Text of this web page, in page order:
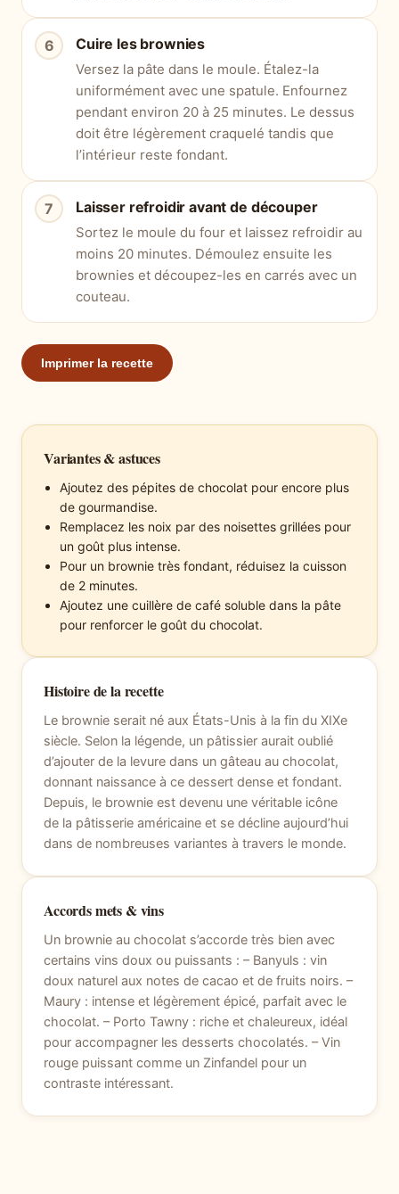
Cuire les brownies
Versez la pâte dans le moule. Étalez-la
uniformément avec une spatule. Enfournez
pendant environ 20 à 25 minutes. Le dessus
doit être légèrement craquelé tandis que
l’intérieur reste fondant.
Laisser refroidir avant de découper
Sortez le moule du four et laissez refroidir au
moins 20 minutes. Démoulez ensuite les
brownies et découpez-les en carrés avec un
couteau.
Imprimer la recette
Variantes & astuces
Ajoutez des pépites de chocolat pour encore plus
de gourmandise.
Remplacez les noix par des noisettes grillées pour
un goût plus intense.
Pour un brownie très fondant, réduisez la cuisson
de 2 minutes.
Ajoutez une cuillère de café soluble dans la pâte
pour renforcer le goût du chocolat.
Histoire de la recette
Le brownie serait né aux États-Unis à la fin du XIXe
siècle. Selon la légende, un pâtissier aurait oublié
d’ajouter de la levure dans un gâteau au chocolat,
donnant naissance à ce dessert dense et fondant.
Depuis, le brownie est devenu une véritable icône
de la pâtisserie américaine et se décline aujourd’hui
dans de nombreuses variantes à travers le monde.
Accords mets & vins
Un brownie au chocolat s’accorde très bien avec
certains vins doux ou puissants : – Banyuls : vin
doux naturel aux notes de cacao et de fruits noirs. –
Maury : intense et légèrement épicé, parfait avec le
chocolat. – Porto Tawny : riche et chaleureux, idéal
pour accompagner les desserts chocolatés. – Vin
rouge puissant comme un Zinfandel pour un
contraste intéressant.